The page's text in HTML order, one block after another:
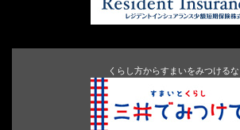
くらし方からすまいをみつけるな